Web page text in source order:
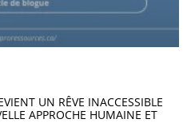
UN RÊVE INACCESSIBLE
APPROCHE HUMAINE ET